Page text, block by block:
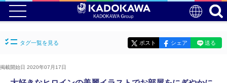
タグ一覧を見る ポスト シェア 送る
掲載開始日 2020年07月17日